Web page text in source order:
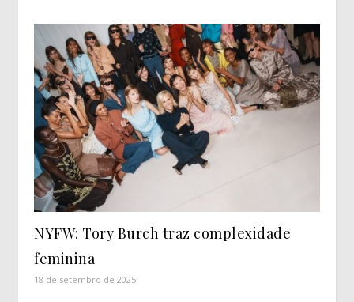
NYFW: Tory Burch traz complexidade
feminina
18 de setembro de 2025